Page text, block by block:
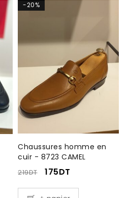
-20%
Chaussures homme en
cuir - 8723 CAMEL
219DT 175DT